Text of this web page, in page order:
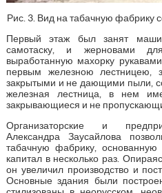
Рис. 3. Вид на табачную фабрику
Первый этаж был занят
самотаску, и жерновами
выработанную махорку
первым железною лестницею,
закрытыми и не дающими пыли,
железная лестница, в нем
закрывающиеся и не
Организаторские и
Александра Заусайлова
табачную фабрику,
капитал в несколько раз.
он увеличил производство и
Основные здания были